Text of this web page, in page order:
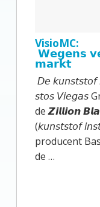
VisioMC:
𝗪𝗲𝗴𝗲𝗻𝘀
𝗺𝗮𝗿𝗸𝘁
𝘋𝘦 𝘬𝘶𝘯𝘴𝘵𝘴𝘵𝘰𝘧
𝘴𝘵𝘰𝘴 𝘝𝘪𝘦𝘨𝘢𝘴
de 𝙕𝙞𝙡𝙡𝙞𝙤𝙣
(𝘬𝘶𝘯𝘴𝘵𝘴𝘵𝘰𝘧
producent
de …